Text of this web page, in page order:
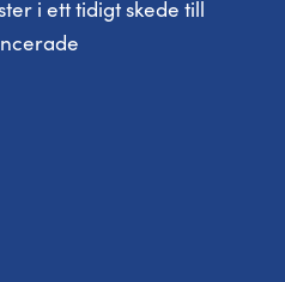
i ett tidigt skede till